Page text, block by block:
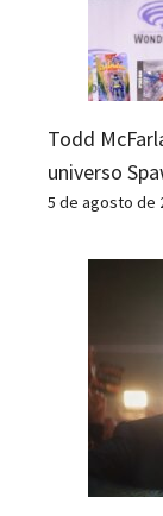
Todd
universo
5 de agosto de